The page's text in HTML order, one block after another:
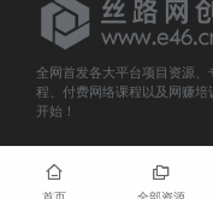
全网首发各大平台项目资源
程、付费网络课程以及网赚
开始！
© 2025 e46.cn All rights